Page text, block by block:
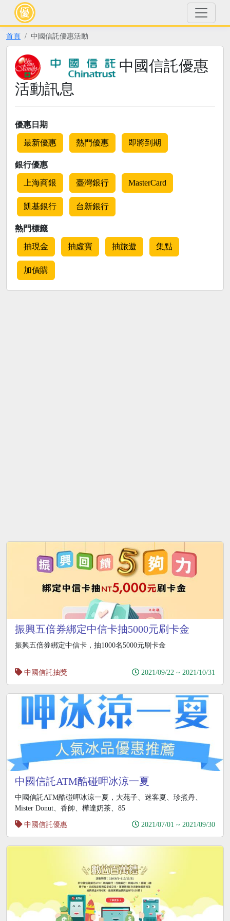
首頁 中國信託優惠活動
中國信託優惠
活動訊息
優惠日期
最新優惠 熱門優惠 即將到期
銀行優惠
上海商銀 臺灣銀行 MasterCard
凱基銀行 台新銀行
熱門標籤
抽現金 抽虛寶 抽旅遊 集點
加價購
振興五倍券綁定中信卡抽5000元刷卡金
振興五倍券綁定中信卡，抽1000名5000元刷卡金
中國信託抽獎 2021/09/22 ~ 2021/10/31
中國信託ATM酷碰呷冰涼一夏
中國信託ATM酷碰呷冰涼一夏，大苑子、迷客夏、珍煮丹、
Mister Donut、香帥、樺達奶茶、85
中國信託優惠
2021/07/01 ~ 2021/09/30